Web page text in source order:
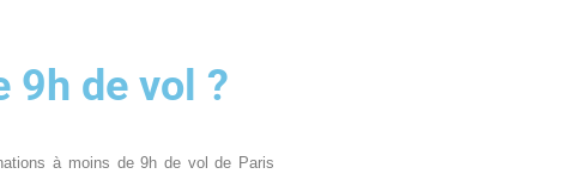
9h de vol ?
à moins de 9h de vol de Paris